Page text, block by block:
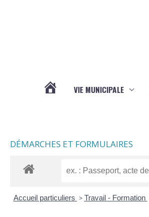
VIE MUNICIPALE
DÉMARCHES ET FORMULAIRES
Accueil particuliers > Travail - Formation